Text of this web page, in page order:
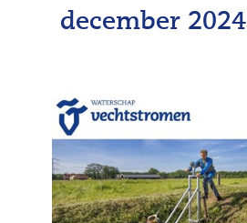
e
december 2024